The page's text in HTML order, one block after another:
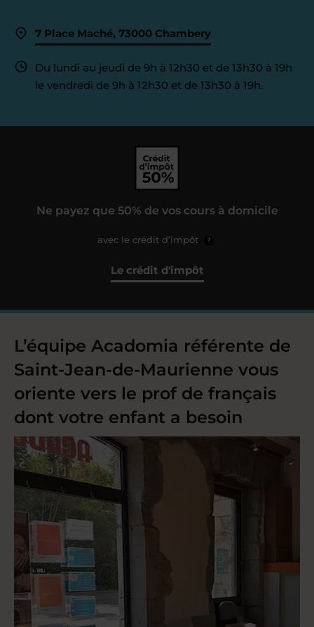
7 Place Maché, 73000 Chambery
Du lundi au jeudi de 9h à 12h30 et de 13h30 à 19h
le vendredi de 9h à 12h30 et de 13h30 à 19h.
Ne payez que 50% de vos cours à domicile
avec le crédit d’impôt ?
Le crédit d'impôt
L’équipe Acadomia référente de
Saint-Jean-de-Maurienne vous
oriente vers le prof de français
dont votre enfant a besoin